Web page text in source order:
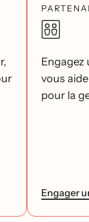
Engagez
vous
pour la
Engager